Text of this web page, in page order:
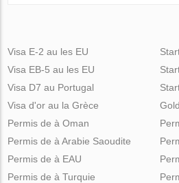
Visa E-2 au les EU
Visa EB-5 au les EU
Visa D7 au Portugal
Visa d'or au la Grèce
Permis de à Oman
Permis de à Arabie Saoudite
Permis de à EAU
Permis de à Turquie